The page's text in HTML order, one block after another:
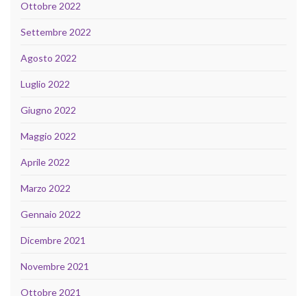
Ottobre 2022
Settembre 2022
Agosto 2022
Luglio 2022
Giugno 2022
Maggio 2022
Aprile 2022
Marzo 2022
Gennaio 2022
Dicembre 2021
Novembre 2021
Ottobre 2021